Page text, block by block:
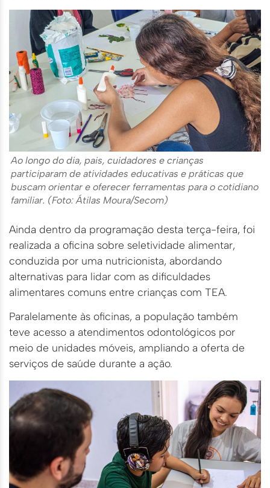
Ao longo do dia, pais, cuidadores e crianças
participaram de atividades educativas e práticas que
buscam orientar e oferecer ferramentas para o cotidiano
familiar. (Foto: Átilas Moura/Secom)
Ainda dentro da programação desta terça-feira, foi
realizada a oficina sobre seletividade alimentar,
conduzida por uma nutricionista, abordando
alternativas para lidar com as dificuldades
alimentares comuns entre crianças com TEA.
Paralelamente às oficinas, a população também
teve acesso a atendimentos odontológicos por
meio de unidades móveis, ampliando a oferta de
serviços de saúde durante a ação.